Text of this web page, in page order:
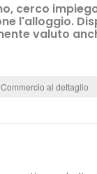
cerco
l'alloggio.
valuto
Commercio al dettaglio